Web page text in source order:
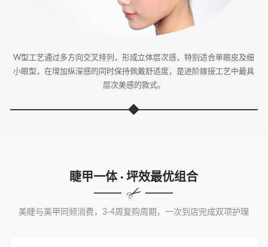
W型工艺通过多方向交叉排列，形成立体层次感，特别适合单眼皮及细
小眼型，在增加纵深感的同时保持佩戴舒适度，是进阶嫁接工艺中最具
层次美感的款式。
睫甲一体 · 坪效最优组合
美睫与美甲同频消费，3-4周复购周期，一次到店完成双项护理